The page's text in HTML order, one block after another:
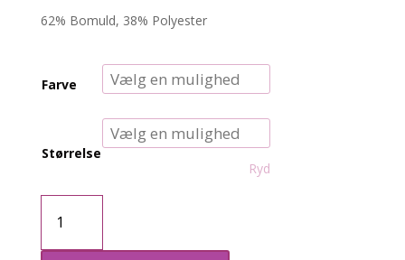
62% Bomuld, 38% Polyester
Farve
Størrelse
Ryd
CARkaylee
sweatkjole